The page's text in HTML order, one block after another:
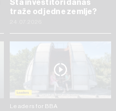
Šta investitori danas
traže od jedne zemlje?
Leaders for BBA